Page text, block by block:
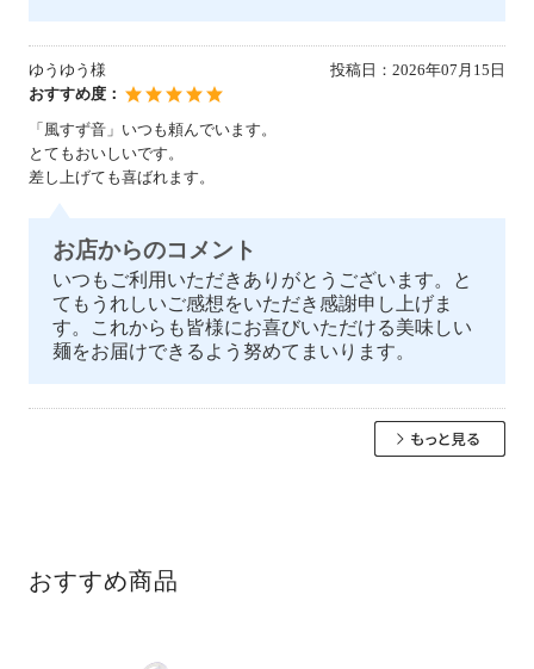
ゆうゆう様 投稿日： 2026年07月15日
おすすめ度：
「風すず音」いつも頼んでいます。
とてもおいしいです。
差し上げても喜ばれます。
お店からのコメント
いつもご利用いただきありがとうございます。と
てもうれしいご感想をいただき感謝申し上げま
す。これからも皆様にお喜びいただける美味しい
麺をお届けできるよう努めてまいります。
おすすめ商品